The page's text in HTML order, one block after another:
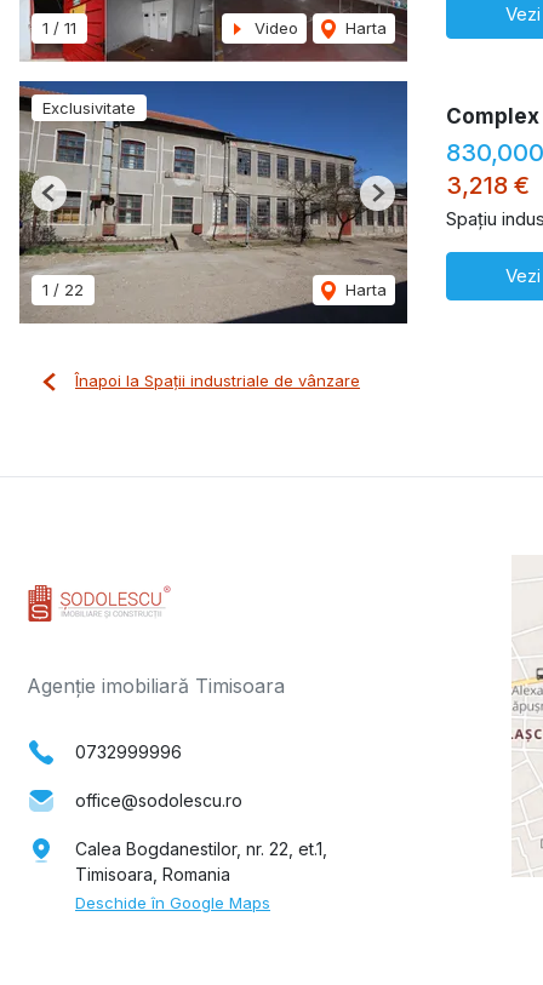
1 / 11 Video Harta
Exclusivitate
1 / 22 Harta
Previous Next
3,218 €
Spațiu
Înapoi la Spații industriale de vânzare
Agenție imobiliară Timisoara
0732999996
office@sodolescu.ro
Calea Bogdanestilor, nr. 22, et.1,
Timisoara, Romania
Deschide în Google Maps